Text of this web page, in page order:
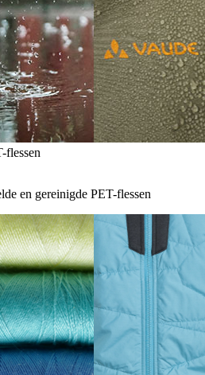
flessen
en gereinigde PET-flessen